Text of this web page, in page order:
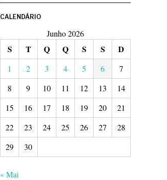
CALENDÁRIO
Junho 2026
S T Q Q S S D
1 2 3 4 5 6
7
8
9 10 11 12 13
14
15
16 17 18 19 20
21
22
23 24 25 26 27
28
29
30
« Mai